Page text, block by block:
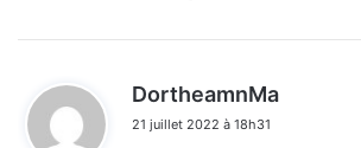
DortheamnMa
21 juillet 2022 à 18h31